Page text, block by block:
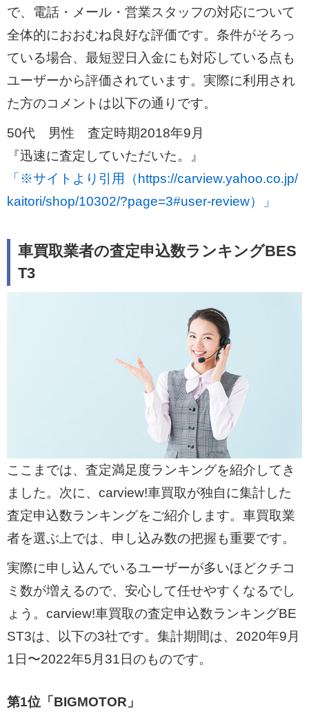
で、電話・メール・営業スタッフの対応について
全体的におおむね良好な評価です。条件がそろっ
ている場合、最短翌日入金にも対応している点も
ユーザーから評価されています。実際に利用され
た方のコメントは以下の通りです。
50代 男性 査定時期2018年9月
『迅速に査定していただいた。』
「※サイトより引用（https://carview.yahoo.co.jp/
kaitori/shop/10302/?page=3#user-review）」
車買取業者の査定申込数ランキングBES
T3
ここまでは、査定満足度ランキングを紹介してき
ました。次に、carview!車買取が独自に集計した
査定申込数ランキングをご紹介します。車買取業
者を選ぶ上では、申し込み数の把握も重要です。
実際に申し込んでいるユーザーが多いほどクチコ
ミ数が増えるので、安心して任せやすくなるでし
ょう。carview!車買取の査定申込数ランキングBE
ST3は、以下の3社です。集計期間は、2020年9月
1日〜2022年5月31日のものです。
第1位「BIGMOTOR」